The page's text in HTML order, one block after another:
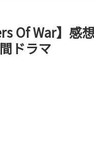
Of War】感
ドラマ